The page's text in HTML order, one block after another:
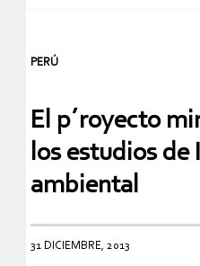
PERÚ
El p´royecto
los estudios de
ambiental
31 DICIEMBRE, 2013